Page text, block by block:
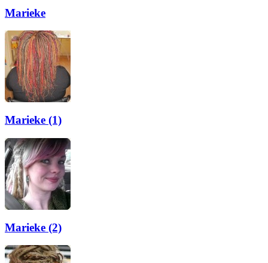
Marieke
Marieke (1)
Marieke (2)